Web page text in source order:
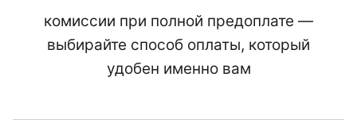
комиссии при полной предоплате —
выбирайте способ оплаты, который
удобен именно вам